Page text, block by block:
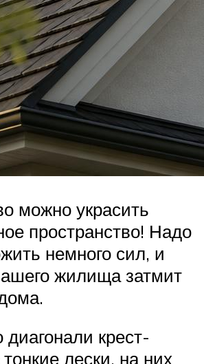
можно украсить
пространство! Надо
немного сил, и
жилища затмит
диагонали крест-
лески, на них